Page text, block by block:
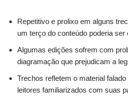
Repetitivo e prolixo em alguns
um terço do conteúdo poderia ser
Algumas edições sofrem com
diagramação que prejudicam a
Trechos refletem o material
leitores familiarizados com suas